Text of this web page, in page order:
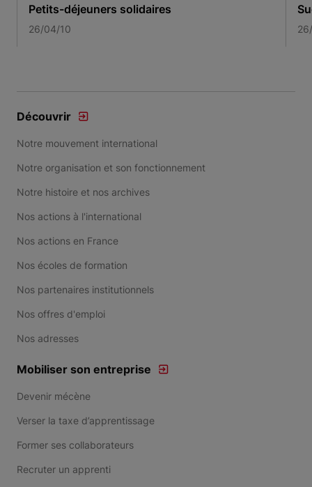
Petits-déjeuners solidaires
26/04/10
Découvrir
Notre mouvement international
Notre organisation et son fonctionnement
Notre histoire et nos archives
Nos actions à l'international
Nos actions en France
Nos écoles de formation
Nos partenaires institutionnels
Nos offres d'emploi
Nos adresses
Mobiliser son entreprise
Devenir mécène
Verser la taxe d’apprentissage
Former ses collaborateurs
Recruter un apprenti